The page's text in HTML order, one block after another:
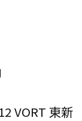
VORT 東新